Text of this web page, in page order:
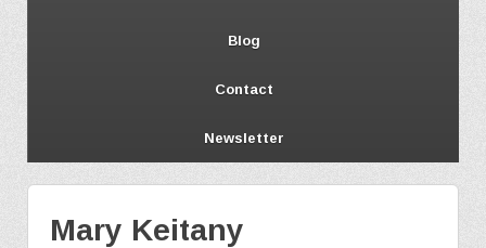
Blog
Contact
Newsletter
Mary Keitany